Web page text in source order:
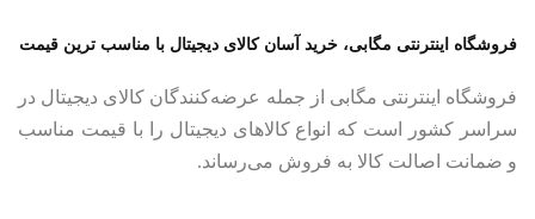
فروشگاه اینترنتی مگابی، خرید آسان کالای دیجیتال با مناسب ترین قیمت
فروشگاه اینترنتی مگابی از جمله عرضه‌کنندگان کالای دیجیتال در
سراسر کشور است که انواع کالاهای دیجیتال را با قیمت مناسب
و ضمانت اصالت کالا به فروش می‌رساند.